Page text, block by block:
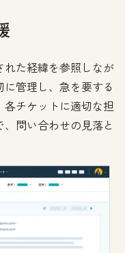
た経緯を参照しなが
管理し、急を要する
チケットに適切な担
問い合わせの見落と